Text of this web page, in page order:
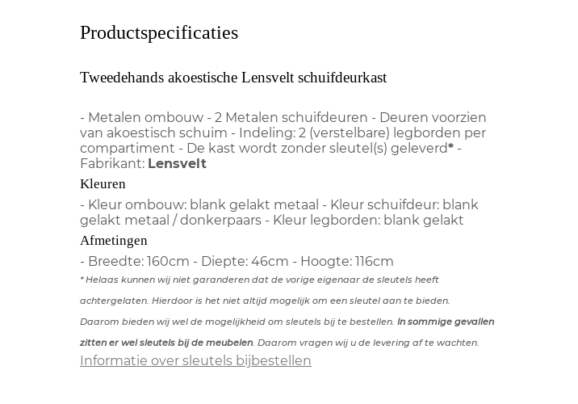
Productspecificaties
Tweedehands akoestische Lensvelt schuifdeurkast
- Metalen ombouw - 2 Metalen schuifdeuren - Deuren voorzien
van akoestisch schuim - Indeling: 2 (verstelbare) legborden per
compartiment - De kast wordt zonder sleutel(s) geleverd* -
Fabrikant: Lensvelt
Kleuren
- Kleur ombouw: blank gelakt metaal - Kleur schuifdeur: blank
gelakt metaal / donkerpaars - Kleur legborden: blank gelakt
Afmetingen
- Breedte: 160cm - Diepte: 46cm - Hoogte: 116cm
* Helaas kunnen wij niet garanderen dat de vorige eigenaar de sleutels heeft
achtergelaten. Hierdoor is het niet altijd mogelijk om een sleutel aan te bieden.
Daarom bieden wij wel de mogelijkheid om sleutels bij te bestellen. In sommige gevallen
zitten er wel sleutels bij de meubelen. Daarom vragen wij u de levering af te wachten.
Informatie over sleutels bijbestellen